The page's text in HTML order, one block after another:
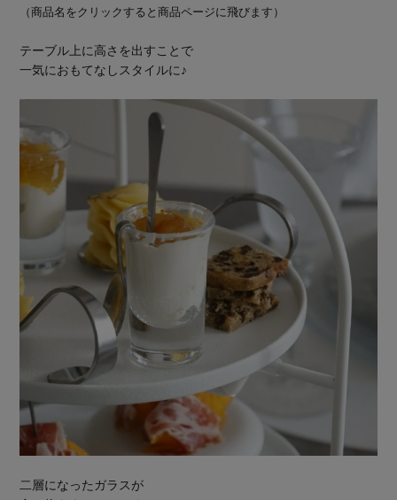
（商品名をクリックすると商品ページに飛びます）
テーブル上に高さを出すことで
一気におもてなしスタイルに♪
二層になったガラスが